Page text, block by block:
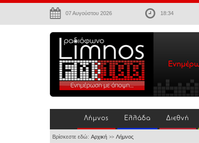
07 Αυγούστου 2026 18:34
Λήμνος Ελλάδα Διεθνή
Βρίσκεστε εδώ: Αρχική >> Λήμνος